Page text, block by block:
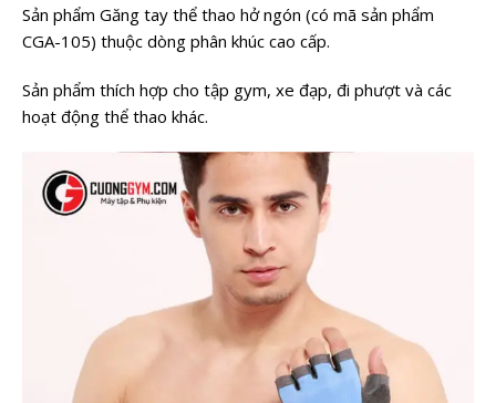
Sản phẩm Găng tay thể thao hở ngón (có mã sản phẩm
CGA-105) thuộc dòng phân khúc cao cấp.
Sản phẩm thích hợp cho tập gym, xe đạp, đi phượt và các
hoạt động thể thao khác.